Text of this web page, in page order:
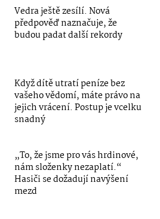
Vedra ještě zesílí. Nová
předpověď naznačuje, že
budou padat další rekordy
Když dítě utratí peníze bez
vašeho vědomí, máte právo na
jejich vrácení. Postup je vcelku
snadný
„To, že jsme pro vás hrdinové,
nám složenky nezaplatí.“
Hasiči se dožadují navýšení
mezd